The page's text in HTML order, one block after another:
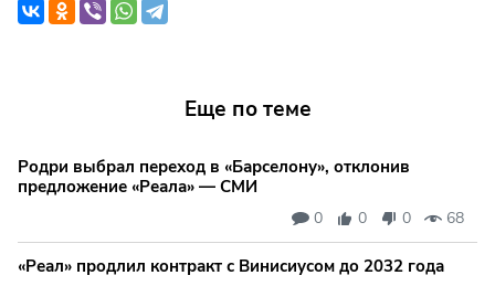
Еще по теме
Родри выбрал переход в «Барселону», отклонив
предложение «Реала» — СМИ
0 0 0 68
«Реал» продлил контракт с Винисиусом до 2032 года